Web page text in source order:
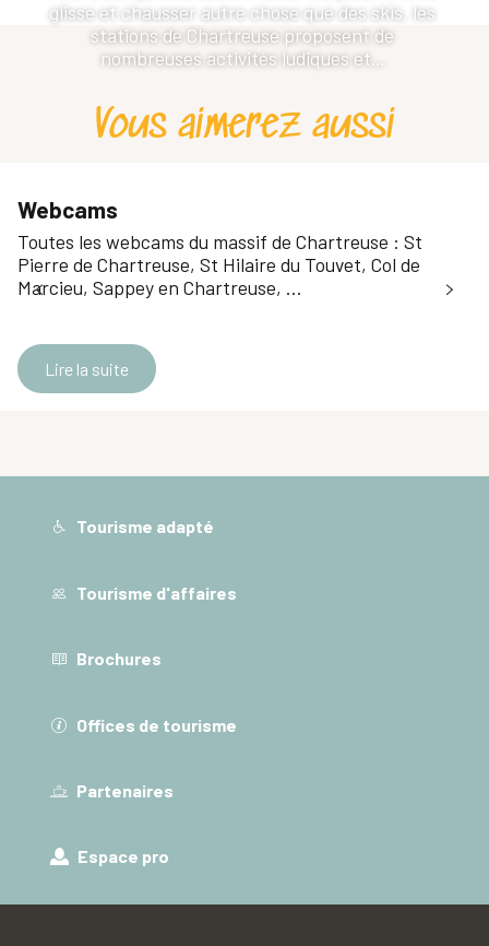
glisse et chausser autre chose que des skis, les
stations de Chartreuse proposent de
nombreuses activités ludiques et...
Vous aimerez aussi
Webcams
Toutes les webcams du massif de Chartreuse : St
Pierre de Chartreuse, St Hilaire du Touvet, Col de
Marcieu, Sappey en Chartreuse, …
Lire la suite
Tourisme adapté
Tourisme d'affaires
Brochures
Offices de tourisme
Partenaires
Espace pro